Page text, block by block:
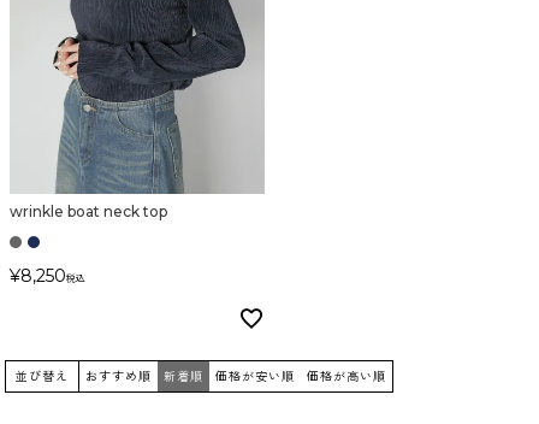
wrinkle boat neck top
¥8,250税込
並び替え おすすめ順 新着順 価格が安い順 価格が高い順